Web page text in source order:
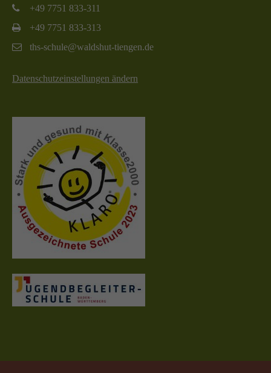
+49 7751 833-311
+49 7751 833-313
ths-schule@waldshut-tiengen.de
Datenschutzeinstellungen ändern